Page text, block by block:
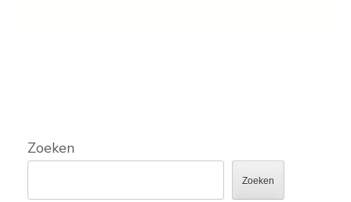
Zoeken
Zoeken